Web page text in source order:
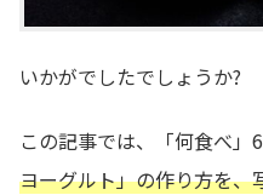
いかがでしたでしょうか?
この記事では、「何食べ」
ヨーグルト」の作り方を、